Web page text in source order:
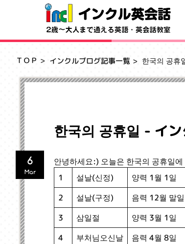
ＴＯＰ インクルブログ記事一覧 한국의 공휴
한국의 공휴일 - イ
6
Mar
안녕하세요:) 오늘은 한국의 공휴일
1 설날(신정) 양력 1월 1일
2 설날(구정) 음력 12월 말
3 삼일절 양력 3월 1일
4 부처님오신날 음력 4월 8일